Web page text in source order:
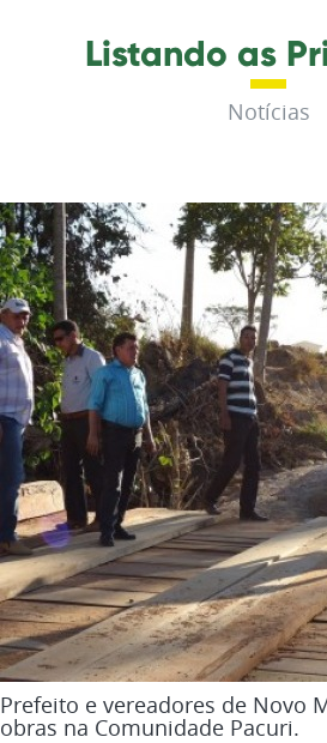
Listando as
Notícias
Prefeito e vereadores de Novo
obras na Comunidade Pacuri.